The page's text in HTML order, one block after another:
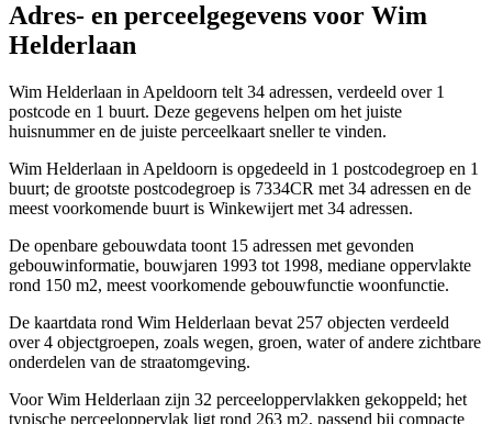
Adres- en perceelgegevens voor Wim
Helderlaan
Wim Helderlaan in Apeldoorn telt 34 adressen, verdeeld over 1
postcode en 1 buurt. Deze gegevens helpen om het juiste
huisnummer en de juiste perceelkaart sneller te vinden.
Wim Helderlaan in Apeldoorn is opgedeeld in 1 postcodegroep en 1
buurt; de grootste postcodegroep is 7334CR met 34 adressen en de
meest voorkomende buurt is Winkewijert met 34 adressen.
De openbare gebouwdata toont 15 adressen met gevonden
gebouwinformatie, bouwjaren 1993 tot 1998, mediane oppervlakte
rond 150 m2, meest voorkomende gebouwfunctie woonfunctie.
De kaartdata rond Wim Helderlaan bevat 257 objecten verdeeld
over 4 objectgroepen, zoals wegen, groen, water of andere zichtbare
onderdelen van de straatomgeving.
Voor Wim Helderlaan zijn 32 perceeloppervlakken gekoppeld; het
typische perceeloppervlak ligt rond 263 m2, passend bij compacte